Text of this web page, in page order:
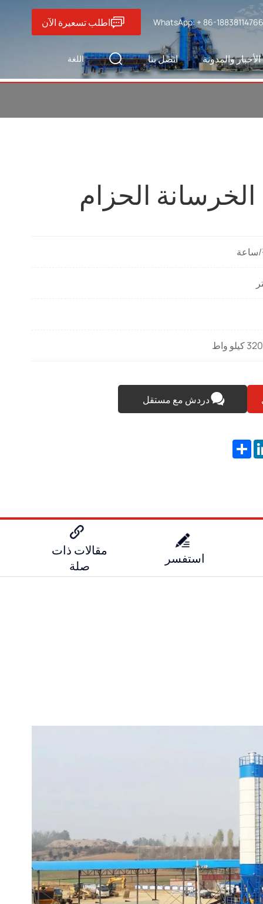
WhatsApp: + 86-18838114766 اطلب تسعيرة الآن
الأخبار والمدونة اتصل بنا اللغة
الحزام
دردش مع مستقل
Share
استفسر
مقالات ذات
صلة